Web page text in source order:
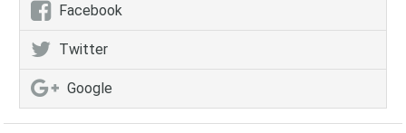
Facebook
Twitter
Google